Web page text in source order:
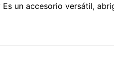
un accesorio versátil,